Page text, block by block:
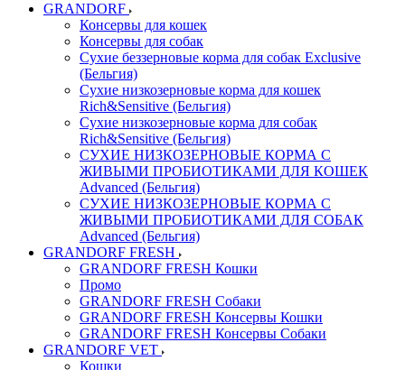
GRANDORF
Консервы для кошек
Консервы для собак
Сухие беззерновые корма для собак Exclusive
(Бельгия)
Сухие низкозерновые корма для кошек
Rich&Sensitive (Бельгия)
Сухие низкозерновые корма для собак
Rich&Sensitive (Бельгия)
СУХИЕ НИЗКОЗЕРНОВЫЕ КОРМА С
ЖИВЫМИ ПРОБИОТИКАМИ ДЛЯ КОШЕК
Advanced (Бельгия)
СУХИЕ НИЗКОЗЕРНОВЫЕ КОРМА С
ЖИВЫМИ ПРОБИОТИКАМИ ДЛЯ СОБАК
Advanced (Бельгия)
GRANDORF FRESH
GRANDORF FRESH Кошки
Промо
GRANDORF FRESH Собаки
GRANDORF FRESH Консервы Кошки
GRANDORF FRESH Консервы Собаки
GRANDORF VET
Кошки